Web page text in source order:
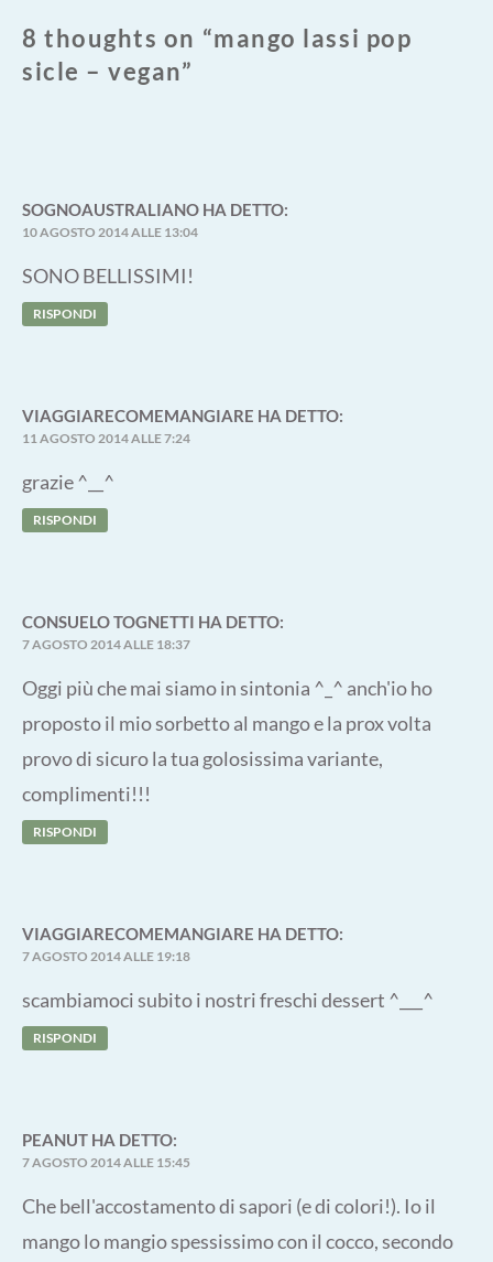
8 thoughts on “mango lassi pop
sicle – vegan”
SOGNOAUSTRALIANO HA DETTO:
10 AGOSTO 2014 ALLE 13:04
SONO BELLISSIMI!
RISPONDI
VIAGGIARECOMEMANGIARE HA DETTO:
11 AGOSTO 2014 ALLE 7:24
grazie ^__^
RISPONDI
CONSUELO TOGNETTI HA DETTO:
7 AGOSTO 2014 ALLE 18:37
Oggi più che mai siamo in sintonia ^_^ anch'io ho
proposto il mio sorbetto al mango e la prox volta
provo di sicuro la tua golosissima variante,
complimenti!!!
RISPONDI
VIAGGIARECOMEMANGIARE HA DETTO:
7 AGOSTO 2014 ALLE 19:18
scambiamoci subito i nostri freschi dessert ^___^
RISPONDI
PEANUT HA DETTO:
7 AGOSTO 2014 ALLE 15:45
Che bell'accostamento di sapori (e di colori!). Io il
mango lo mangio spessissimo con il cocco, secondo